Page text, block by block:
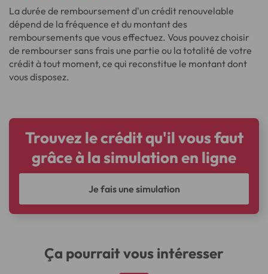
La durée de remboursement d'un crédit renouvelable
dépend de la fréquence et du montant des
remboursements que vous effectuez. Vous pouvez choisir
de rembourser sans frais une partie ou la totalité de votre
crédit à tout moment, ce qui reconstitue le montant dont
vous disposez.
Trouvez le crédit qu'il vous faut
grâce à la simulation en ligne
Je fais une simulation
Ça pourrait vous intéresser